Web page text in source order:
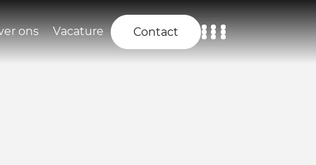
ons Vacature Contact